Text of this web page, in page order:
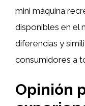
mini máquina
disponibles en el
diferencias y
consumidores a
Opinión